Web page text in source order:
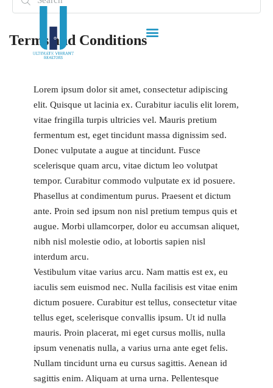
Terms and Conditions
Lorem ipsum dolor sit amet, consectetur adipiscing
elit. Quisque ut lacinia ex. Curabitur iaculis elit lorem,
vitae fringilla turpis ultricies vel. Mauris pretium
fermentum est, eget tincidunt massa dignissim sed.
Donec vulputate a augue at tincidunt. Fusce
scelerisque quam arcu, vitae dictum leo volutpat
tempor. Curabitur commodo vulputate ex id posuere.
Phasellus at condimentum purus. Praesent et dictum
ante. Proin sed ipsum non nisl pretium tempus quis et
augue. Morbi ullamcorper, dolor eu accumsan aliquet,
nibh nisl molestie odio, at lobortis sapien nisl
interdum arcu.
Vestibulum vitae varius arcu. Nam mattis est ex, eu
iaculis sem euismod nec. Nulla facilisis est vitae enim
dictum posuere. Curabitur est tellus, consectetur vitae
tellus eget, scelerisque convallis ipsum. Ut id nulla
mauris. Proin placerat, mi eget cursus mollis, nulla
ipsum venenatis nulla, a varius urna ante eget felis.
Nullam tincidunt urna eu cursus sagittis. Aenean id
sagittis enim. Aliquam at urna urna. Pellentesque